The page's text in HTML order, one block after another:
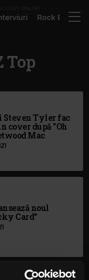
Rock
Top
Steven Tyler fac
cover după "Oh
Mac
noul
Card”